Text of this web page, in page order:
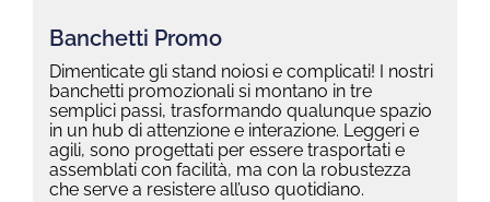
Banchetti Promo
Dimenticate gli stand noiosi e complicati! I nostri
banchetti promozionali si montano in tre
semplici passi, trasformando qualunque spazio
in un hub di attenzione e interazione. Leggeri e
agili, sono progettati per essere trasportati e
assemblati con facilità, ma con la robustezza
che serve a resistere all’uso quotidiano.